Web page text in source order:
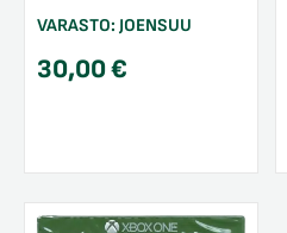
VARASTO: JOENSUU
30,00€